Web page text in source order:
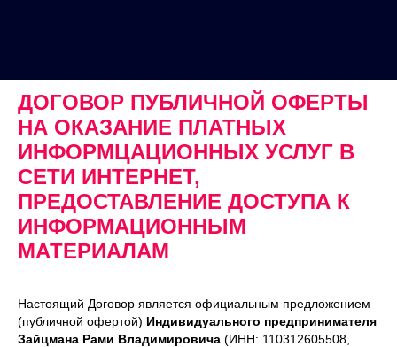
ДОГОВОР ПУБЛИЧНОЙ ОФЕРТЫ
НА ОКАЗАНИЕ ПЛАТНЫХ
ИНФОРМЦАЦИОННЫХ УСЛУГ В
СЕТИ ИНТЕРНЕТ,
ПРЕДОСТАВЛЕНИЕ ДОСТУПА К
ИНФОРМАЦИОННЫМ
МАТЕРИАЛАМ
Настоящий Договор является официальным предложением
(публичной офертой) Индивидуального предпринимателя
Зайцмана Рами Владимировича (ИНН: 110312605508,